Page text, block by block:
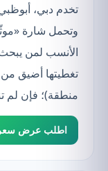
تخدم دبي،
وتحمل شارة
الأنسب لمن
منطقة)؛ فإن لم
اطلب عرض سعر